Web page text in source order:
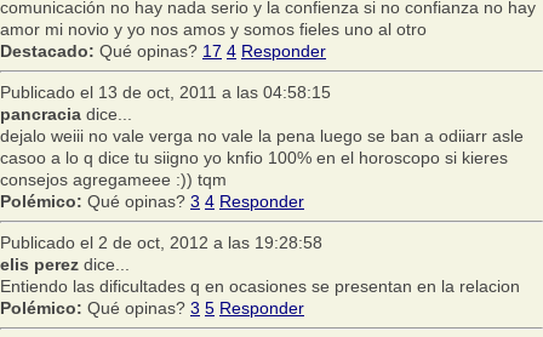
comunicación no hay nada serio y la confienza si no confianza no hay
amor mi novio y yo nos amos y somos fieles uno al otro
Destacado: Qué opinas? 17 4 Responder
Publicado el 13 de oct, 2011 a las 04:58:15
pancracia dice...
dejalo weiii no vale verga no vale la pena luego se ban a odiiarr asle
casoo a lo q dice tu siigno yo knfio 100% en el horoscopo si kieres
consejos agregameee :)) tqm
Polémico: Qué opinas? 3 4 Responder
Publicado el 2 de oct, 2012 a las 19:28:58
elis perez dice...
Entiendo las dificultades q en ocasiones se presentan en la relacion
Polémico: Qué opinas? 3 5 Responder